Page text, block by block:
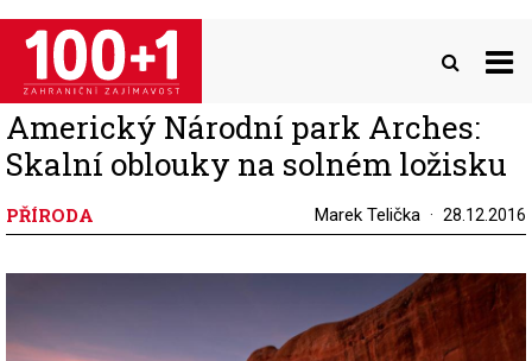
Přejít
hlavnímu
obsahu
Americký Národní park Arches:
Skalní oblouky na solném ložisku
PŘÍRODA Marek Telička 28.12.2016